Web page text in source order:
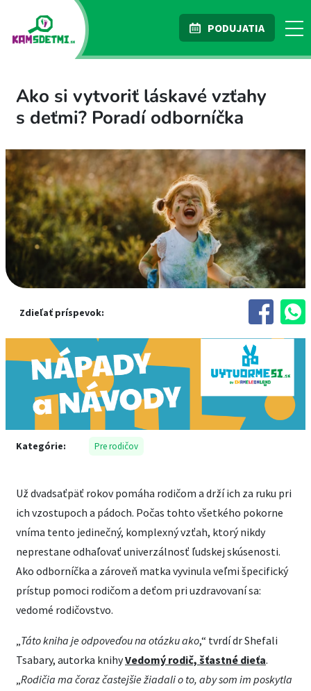
PODUJATIA
Ako si vytvoriť láskavé vzťahy
s deťmi? Poradí odborníčka
Zdieľať príspevok:
Kategórie: Pre rodičov
Už dvadsaťpäť rokov pomáha rodičom a drží ich za ruku pri
ich vzostupoch a pádoch. Počas tohto všetkého pokorne
vníma tento jedinečný, komplexný vzťah, ktorý nikdy
neprestane odhaľovať univerzálnosť ľudskej skúsenosti.
Ako odborníčka a zároveň matka vyvinula veľmi špecifický
prístup pomoci rodičom a deťom pri uzdravovaní sa:
vedomé rodičovstvo.
„Táto kniha je odpoveďou na otázku ako,“ tvrdí dr Shefali
Tsabary, autorka knihyVedomý rodič, šťastné dieťa.
„Rodičia ma čoraz častejšie žiadali o to, aby som im poskytla